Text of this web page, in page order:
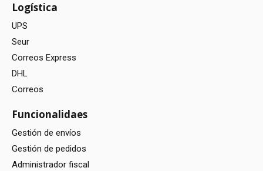
Logística
UPS
Seur
Correos Express
DHL
Correos
Funcionalidaes
Gestión de envíos
Gestión de pedidos
Administrador fiscal